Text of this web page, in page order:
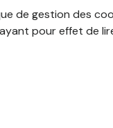
de gestion des
pour effet de